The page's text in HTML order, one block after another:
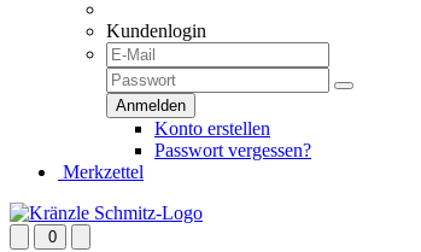
Kundenlogin
Konto erstellen
Passwort vergessen?
Merkzettel
0